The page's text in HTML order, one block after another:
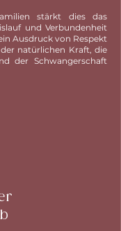
stärkt dies das
und Verbundenheit
Ausdruck von Respekt
natürlichen Kraft, die
der Schwangerschaft